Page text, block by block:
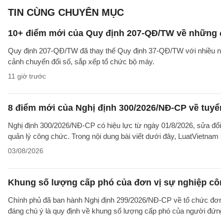
TIN CÙNG CHUYÊN MỤC
10+ điểm mới của Quy định 207-QĐ/TW về
Quy định 207-QĐ/TW đã thay thế Quy định 37-QĐ/TW với
cảnh chuyển đổi số, sắp xếp tổ chức bộ máy.
11 giờ trước
8 điểm mới của Nghị định 300/2026/NĐ-CP về
Nghị định 300/2026/NĐ-CP có hiệu lực từ ngày 01/8/2026, sửa
quản lý công chức. Trong nội dung bài viết dưới đây, LuatVietnam
03/08/2026
Khung số lượng cấp phó của đơn vị sự nghiệp
Chính phủ đã ban hành Nghị định 299/2026/NĐ-CP về tổ chức
đáng chú ý là quy định về khung số lượng cấp phó của người